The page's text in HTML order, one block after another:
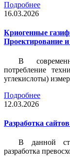
Подробнее
16.03.2026
Криогенные
Проектирование
В
потребление
углекислоты)
Подробнее
12.03.2026
Разработка
В данной
разработка